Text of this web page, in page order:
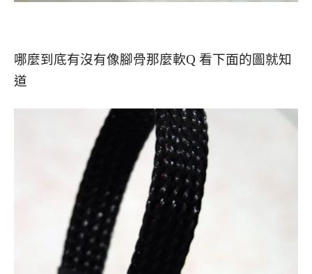
哪麼到底有沒有像腳骨那麼軟Q 看下面的圖就知
道